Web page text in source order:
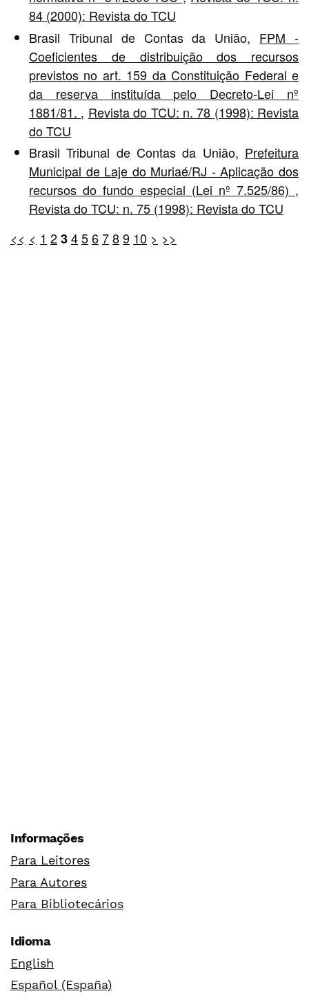
84 (2000): Revista do TCU
Brasil Tribunal de Contas da União, FPM -
Coeficientes de distribuição dos recursos
previstos no art. 159 da Constituição Federal e
da reserva instituída pelo Decreto-Lei nº
1881/81. , Revista do TCU: n. 78 (1998): Revista
do TCU
Brasil Tribunal de Contas da União, Prefeitura
Municipal de Laje do Muriaé/RJ - Aplicação dos
recursos do fundo especial (Lei nº 7.525/86) ,
Revista do TCU: n. 75 (1998): Revista do TCU
<< < 1 23456789 10 > >>
Informações
Para Leitores
Para Autores
Para Bibliotecários
Idioma
English
Español (España)